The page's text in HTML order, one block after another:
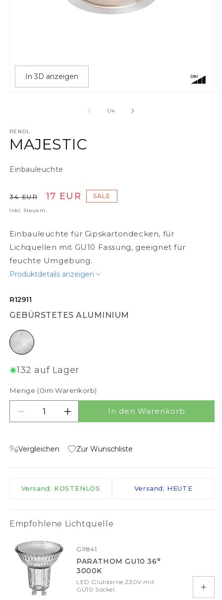
In 3D anzeigen
1/von
4
RENDL
MAJESTIC
Einbauleuchte
Normaler Preis
34 EUR Verkaufspreis
17 EUR SALE
Inkl. Steuern.
Einbauleuchte für Gipskartondecken, für
Lichquellen mit GU10 Fassung, geeignet für
feuchte Umgebung.
Produktdetails anzeigen
R12911
GEBÜRSTETES ALUMINIUM
gebürstetes Aluminium
132 auf Lager
Menge (0im Warenkorb)
Menge für MAJESTIC verringern
Menge für MAJESTIC erhöhen
In den Warenkorb
Vergleichen Zur Wunschliste
Versand: KOSTENLOS Versand: HEUTE
Empfohlene Lichtquelle
G11841
PARATHOM GU10 36°
3000K
LED Glühbirne 230V mit
GU10 Sockel.
In